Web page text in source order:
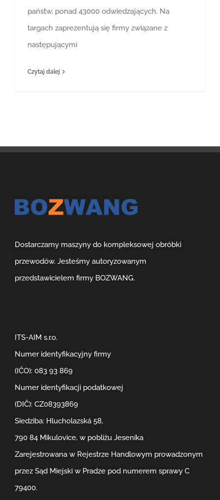
państw, ponad 43000 odwiedzających. Na
targach zaprezentują się firmy związane z
następującymi
Czytaj dalej
Dostarczamy maszyny do kompleksowej obróbki
przewodów. Jesteśmy autoryzowanym
przedstawicielem firmy BOZWANG.
ITS-AIM s.r.o.
Numer identyfikacyjny firmy
(IČO): 083 93 869
Numer identyfikacji podatkowej
(DIČ): CZ08393869
Siedziba: Hlucholazská 58,
790 84 Mikulovice, w pobliżu Jeseníka
Zarejestrowana w Rejestrze Handlowym prowadzonym
przez Sąd Miejski w Pradze pod numerem sprawy C
79400.